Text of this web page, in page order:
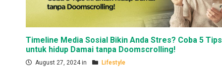
Timeline Media Sosial Bikin Anda Stres? Coba 5
untuk hidup Damai tanpa Doomscrolling!
August 27, 2024 in Lifestyle